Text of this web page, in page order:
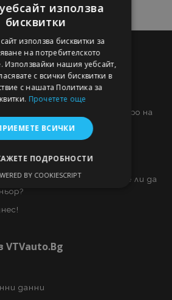
дребно и доставчик на едро на
автомобилни аксесоари в
капаци за колела,
калъфи за автомобили,
капаци и рамки, ...
от дропшипинг или искате ли да
данни
използва
бисквитки
използва бисквитки за
на потребителското
Използвайки нашия уебсайт,
с всички бисквитки в
с нашата Политика за
Прочетете още
ВСИЧКИ
ПОДРОБНОСТИ
BY COOKIESCRIPT